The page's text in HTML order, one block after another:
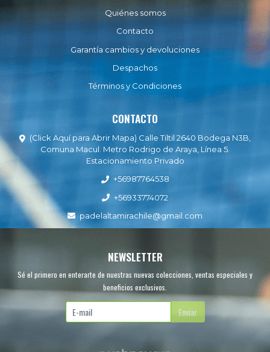
Quiénes somos
Contacto
Garantía cambios y devoluciones
Despachos
Términos y Condiciones
CONTACTO
(Click Aquí para Abrir Mapa) Calle Tiltil 2640 Bodega N3B,
Comuna Macul. Metro Rodrigo de Araya, Línea 5.
Estacionamiento Privado
+56987764538
+56933774072
padelaltamirachile@gmail.com
NEWSLETTER
Sé el primero en enterarte de nuestras nuevas colecciones, ventas especiales y
beneficios exclusivos.
Enviar